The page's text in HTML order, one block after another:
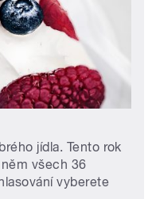
jídla. Tento rok
všech 36
vyberete